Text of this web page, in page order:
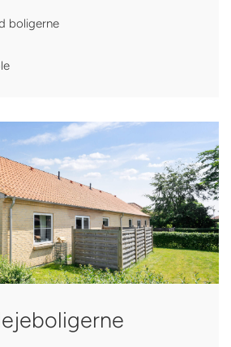
boligerne